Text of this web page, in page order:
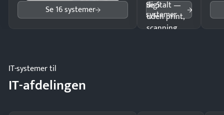
Se 16 systemer
digitalt —
uden print,
scanning
Se 5
systemer
IT-systemer til
IT-afdelingen